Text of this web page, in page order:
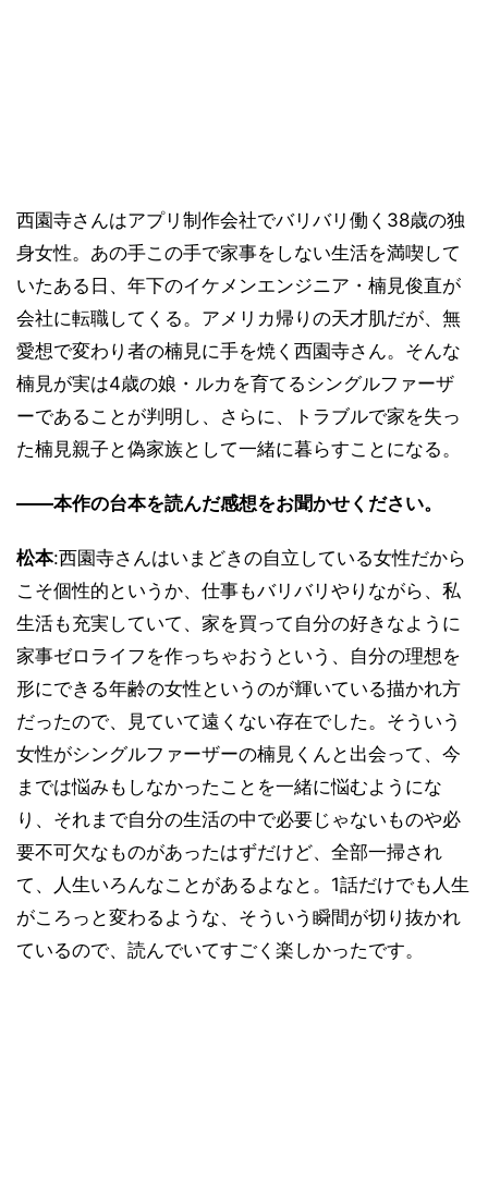
西園寺さんはアプリ制作会社でバリバリ働く38歳の独
身女性。あの手この手で家事をしない生活を満喫して
いたある日、年下のイケメンエンジニア・楠見俊直が
会社に転職してくる。アメリカ帰りの天才肌だが、無
愛想で変わり者の楠見に手を焼く西園寺さん。そんな
楠見が実は4歳の娘・ルカを育てるシングルファーザ
ーであることが判明し、さらに、トラブルで家を失っ
た楠見親子と偽家族として一緒に暮らすことになる。
――本作の台本を読んだ感想をお聞かせください。
松本:西園寺さんはいまどきの自立している女性だから
こそ個性的というか、仕事もバリバリやりながら、私
生活も充実していて、家を買って自分の好きなように
家事ゼロライフを作っちゃおうという、自分の理想を
形にできる年齢の女性というのが輝いている描かれ方
だったので、見ていて遠くない存在でした。そういう
女性がシングルファーザーの楠見くんと出会って、今
までは悩みもしなかったことを一緒に悩むようにな
り、それまで自分の生活の中で必要じゃないものや必
要不可欠なものがあったはずだけど、全部一掃され
て、人生いろんなことがあるよなと。1話だけでも人生
がころっと変わるような、そういう瞬間が切り抜かれ
ているので、読んでいてすごく楽しかったです。